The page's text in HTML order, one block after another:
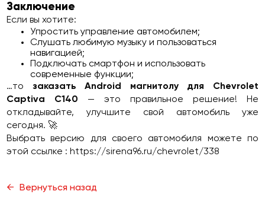
Заключение
Если вы хотите:
Упростить управление автомобилем;
Слушать любимую музыку и пользоваться
навигацией;
Подключать смартфон и использовать
современные функции;
…то заказать Android магнитолу для Chevrolet
Captiva C140 — это правильное решение! Не
откладывайте, улучшите свой автомобиль уже
сегодня. 🚀
Выбрать версию для своего автомобиля можете по
этой ссылке : https://sirena96.ru/chevrolet/338
Вернуться назад